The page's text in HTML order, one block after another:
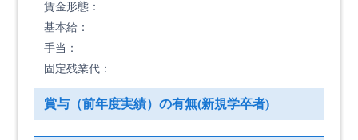
賃金形態：
基本給：
手当：
固定残業代：
賞与（前年度実績）の有無(新規学卒者)